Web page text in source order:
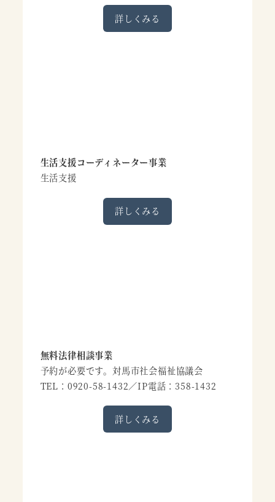
詳しくみる
生活支援コーディネーター事業
生活支援
詳しくみる
無料法律相談事業
予約が必要です。対馬市社会福祉協議会
TEL：0920-58-1432／IP電話：358-1432
詳しくみる